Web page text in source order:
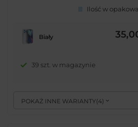
Ilość w
POKAŻ INNE WARIANTY(4)
Biały
39 szt. w magazynie